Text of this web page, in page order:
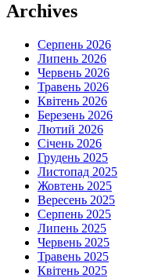
Archives
Серпень 2026
Липень 2026
Червень 2026
Травень 2026
Квітень 2026
Березень 2026
Лютий 2026
Січень 2026
Грудень 2025
Листопад 2025
Жовтень 2025
Вересень 2025
Серпень 2025
Липень 2025
Червень 2025
Травень 2025
Квітень 2025